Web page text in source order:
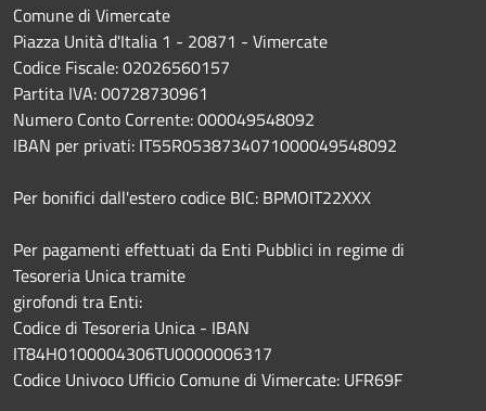
Comune di Vimercate
Piazza Unità d'Italia 1 - 20871 - Vimercate
Codice Fiscale: 02026560157
Partita IVA: 00728730961
Numero Conto Corrente: 000049548092
IBAN per privati: IT55R0538734071000049548092
Per bonifici dall'estero codice BIC: BPMOIT22XXX
Per pagamenti effettuati da Enti Pubblici in regime di
Tesoreria Unica tramite
girofondi tra Enti:
Codice di Tesoreria Unica - IBAN
IT84H0100004306TU0000006317
Codice Univoco Ufficio Comune di Vimercate: UFR69F